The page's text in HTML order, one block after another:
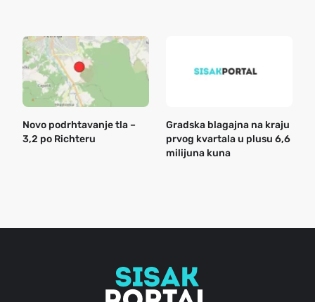
Novo podrhtavanje tla –
3,2 po Richteru
Gradska blagajna na kraju
prvog kvartala u plusu 6,6
milijuna kuna